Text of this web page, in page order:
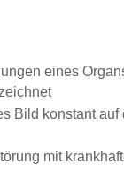
eines
Bild konstant auf
mit